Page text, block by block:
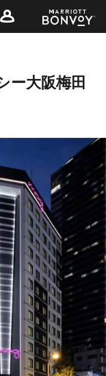
ー大阪梅田